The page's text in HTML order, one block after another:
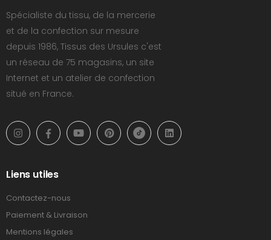
Spécialiste du tissu, de la mercerie
et de la confection sur mesure
depuis 1986, Tissus des Ursules c'est
un réseau de 75 magasins, un site
Internet et un atelier de confection
situé en France.
Liens utiles
Contactez-nous
Paiement & Livraison
Mentions légales